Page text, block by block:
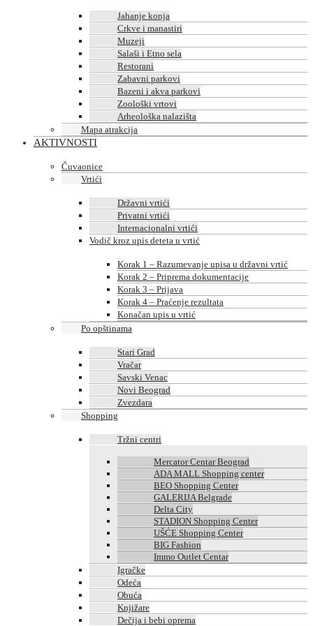
Jahanje konja
Crkve i manastiri
Muzeji
Salaši i Etno sela
Restorani
Zabavni parkovi
Bazeni i akva parkovi
Zoološki vrtovi
Arheološka nalazišta
Mapa atrakcija
AKTIVNOSTI
Čuvaonice
Vrtići
Državni vrtići
Privatni vrtići
Internacionalni vrtići
Vodič kroz upis deteta u vrtić
Korak 1 – Razumevanje upisa u državni vrtić
Korak 2 – Priprema dokumentacije
Korak 3 – Prijava
Korak 4 – Praćenje rezultata
Konačan upis u vrtić
Po opštinama
Stari Grad
Vračar
Savski Venac
Novi Beograd
Zvezdara
Shopping
Tržni centri
Mercator Centar Beograd
ADA MALL Shopping center
BEO Shopping Center
GALERIJA Belgrade
Delta City
STADION Shopping Center
UŠĆE Shopping Center
BIG Fashion
Immo Outlet Centar
Igračke
Odeća
Obuća
Knjižare
Dečija i bebi oprema